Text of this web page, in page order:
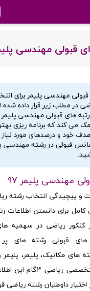
قبولی مهندسی
مهندسی پلیمر برای
در مطلب زیر قرار داده
می کند که برنامه ریزی
خود و درصدهای مورد نیاز
قبولی در رشته مهندسی
مهندسی پلیمر 97
و پیچیدگی انتخاب رشته
کامل برای دانستن اطلاعات
کنکور ریاضی در سهمیه
های قبولی رشته های پر
های مکانیک، پلیمر،
تیم مشاورین تخصصی
داوطلبان رشته ریاضی